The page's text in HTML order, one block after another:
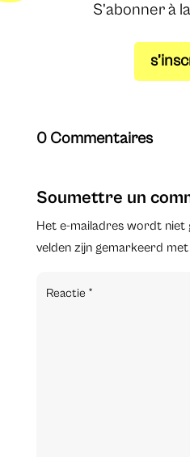
S’abonner à
0 Commentaires
Soumettre un
Het e-mailadres wordt niet
velden zijn gemarkeerd met